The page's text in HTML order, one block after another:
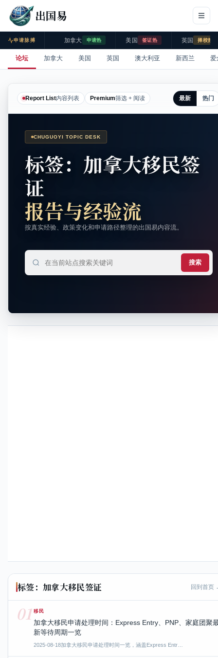
出国易
申请脉搏 加拿大 申请热 美国 签证热 英国 择校热
论坛 加拿大 美国 英国 澳大利亚 新西兰 爱
Report List内容列表 Premium筛选 + 阅读 最新 热门
CHUGUOYI TOPIC DESK
标签：加拿大移民签
证
报告与经验流
按真实经验、政策变化和申请路径整理的出国易内容流。
搜索
标签：加拿大移民签证 回到首页
01 移民
加拿大移民申请处理时间：Express Entry、PNP、家庭团聚
新等待周期一览
2025-08-18加拿大移民申请处理时间一览，涵盖Express Entr…